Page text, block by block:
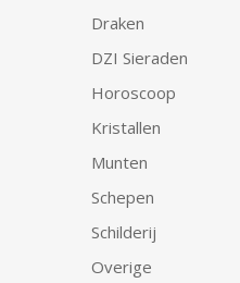
Draken
DZI Sieraden
Horoscoop
Kristallen
Munten
Schepen
Schilderij
Overige